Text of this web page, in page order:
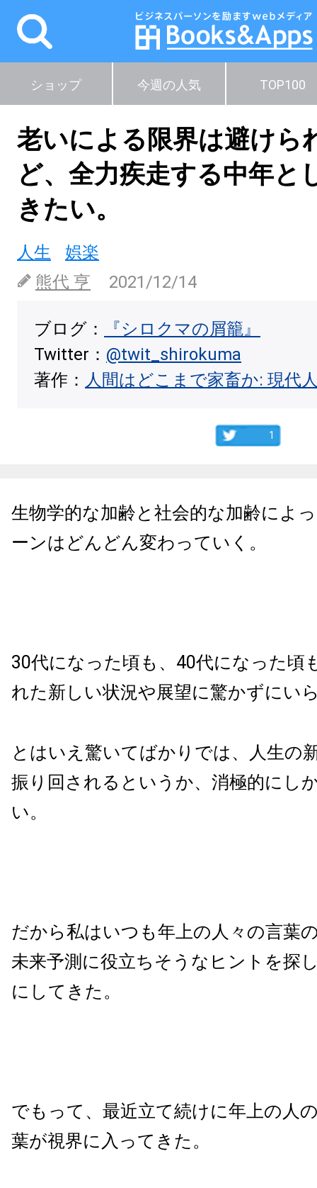
ショップ 今週の人気 TOP100
老いによる限界は避けら
ど、全力疾走する中年と
きたい。
人生
娯楽
熊代 亨
2021/12/14
ブログ：
『シロクマの屑籠』
Twitter： @twit_shirokuma
著作： 人間はどこまで家畜か: 現代
1
生物学的な加齢と社会的な加齢によ
ーンはどんどん変わっていく。
30代になった頃も、40代になった頃
れた新しい状況や展望に驚かずにい
とはいえ驚いてばかりでは、人生の
振り回されるというか、消極的にし
い。
だから私はいつも年上の人々の言葉
未来予測に役立ちそうなヒントを探
にしてきた。
でもって、最近立て続けに年上の人
葉が視界に入ってきた。